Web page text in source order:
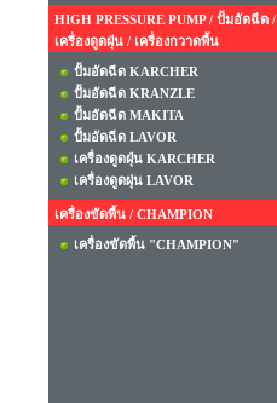
HIGH PRESSURE PUMP / ปั้มอัดฉีด /
เครื่องดูดฝุ่น / เครื่องกวาดพื้น
ปั้มอัดฉีด KARCHER
ปั้มอัดฉีด KRANZLE
ปั้มอัดฉีด MAKITA
ปั้มอัดฉีด LAVOR
เครื่องดูดฝุ่น KARCHER
เครื่องดูดผุ่น LAVOR
เครื่องขัดพื้น / CHAMPION
เครื่องขัดพื้น "CHAMPION"